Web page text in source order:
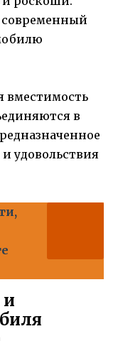
вместимость
в
удовольствия
и